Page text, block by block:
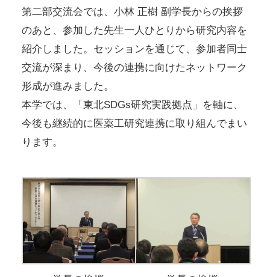
第二部交流会では、小林 正樹 副学長からの挨拶
のあと、参加した先生一人ひとりから研究内容を
紹介しました。セッションを通じて、参加者同士
交流が深まり、今後の連携に向けたネットワーク
形成が進みました。
本学では、「東北SDGs研究実践拠点」を軸に、
今後も継続的に医薬工研究連携に取り組んでまい
ります。